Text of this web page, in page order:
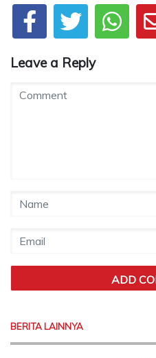
Leave a Reply
BERITA LAINNYA